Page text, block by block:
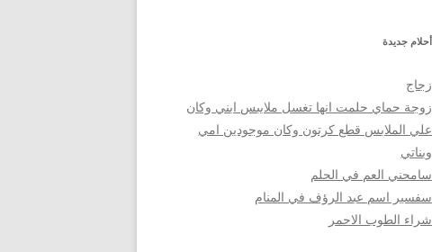
أحلام جديدة
زجاج
زوجة حماي حلمت انها تغسل ملاببس ابني وكان
علي الملابس قطع كرتون وكان موجودين امي
وبناتي
سامحني العم في الحلم
سفسير اسم عبد الرؤف في المنام
شراء الطوب الاحمر